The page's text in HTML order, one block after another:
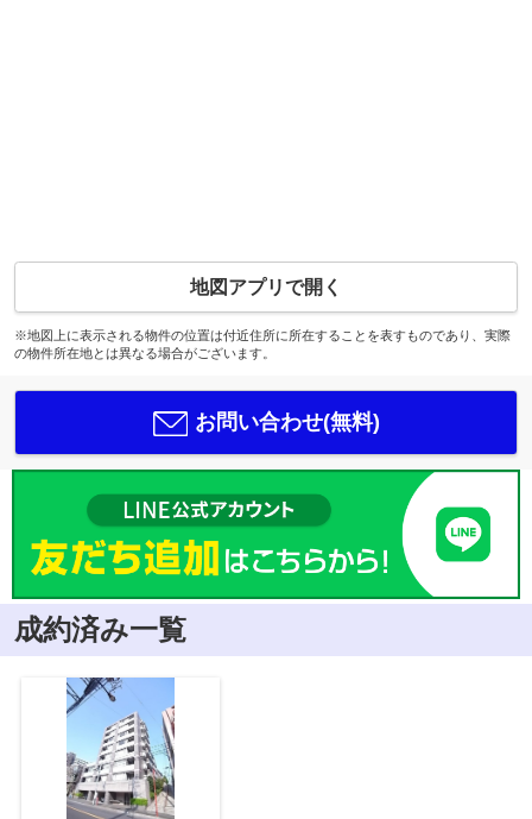
地図アプリで開く
※地図上に表示される物件の位置は付近住所に所在することを表すものであり、実際
の物件所在地とは異なる場合がございます。
お問い合わせ(無料)
成約済み一覧